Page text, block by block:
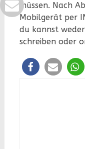
müssen. Nach
Mobilgerät per
du kannst
schreiben oder